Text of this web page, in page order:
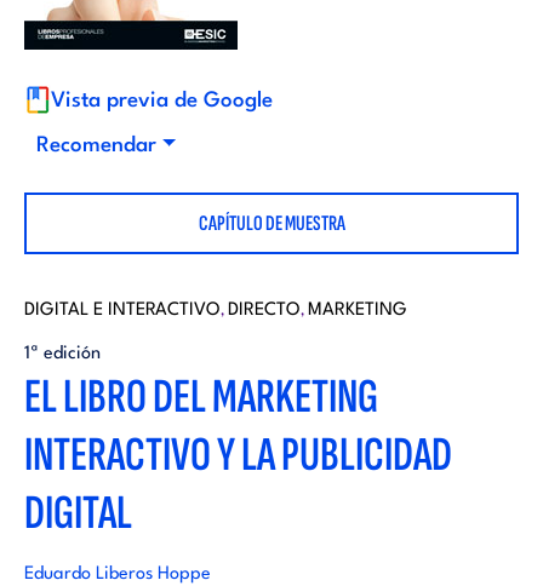
d
t
o
r
i
a
l
a
Vista previa de Google
Recomendar
CAPÍTULO DE MUESTRA
DIGITAL E INTERACTIVO, DIRECTO, MARKETING
1ª edición
EL LIBRO DEL MARKETING
INTERACTIVO Y LA PUBLICIDAD
DIGITAL
Eduardo Liberos Hoppe